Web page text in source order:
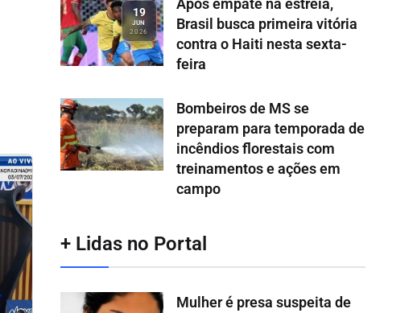
19
JUN
2026
Após empate na estreia,
Brasil busca primeira vitória
contra o Haiti nesta sexta-
feira
Bombeiros de MS se
preparam para temporada de
incêndios florestais com
treinamentos e ações em
campo
+ Lidas no Portal
Mulher é presa suspeita de